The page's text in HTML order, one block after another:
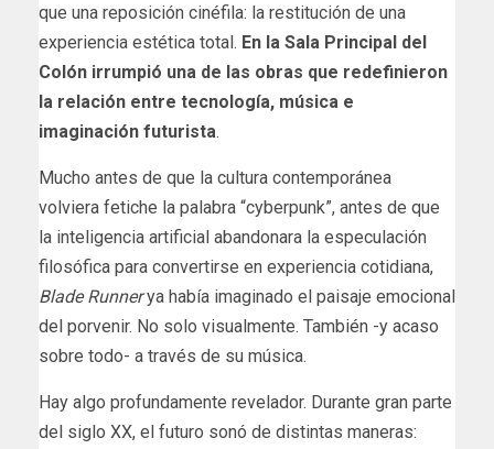
que una reposición cinéfila: la restitución de una
experiencia estética total. En la Sala Principal del
Colón irrumpió una de las obras que redefinieron
la relación entre tecnología, música e
imaginación futurista.
Mucho antes de que la cultura contemporánea
volviera fetiche la palabra “cyberpunk”, antes de que
la inteligencia artificial abandonara la especulación
filosófica para convertirse en experiencia cotidiana,
Blade Runnerya había imaginado el paisaje emocional
del porvenir. No solo visualmente. También -y acaso
sobre todo- a través de su música.
Hay algo profundamente revelador. Durante gran parte
del siglo XX, el futuro sonó de distintas maneras: